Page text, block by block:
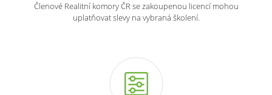
Členové Realitní komory ČR se zakoupenou licencí mohou
uplatňovat slevy na vybraná školení.